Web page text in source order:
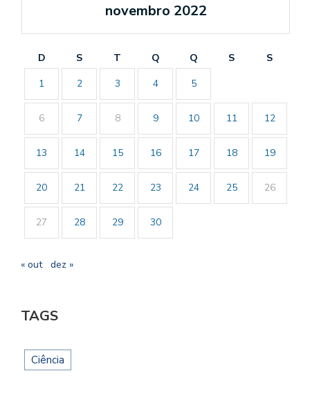
novembro 2022
D S T Q Q S
S
1
2 3 4 5
6 7 8 9 10 11 12
13 14 15 16 17 18 19
20 21 22 23 24 25 26
27 28 29 30
« out dez »
TAGS
Ciência